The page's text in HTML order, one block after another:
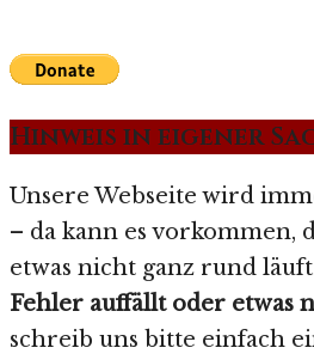
Hinweis in eigener
Unsere Webseite wird
– da kann es vorkommen,
etwas nicht ganz rund
Fehler auffällt oder etwas
schreib uns bitte einfach